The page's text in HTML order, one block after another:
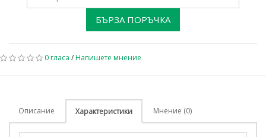
БЪРЗА ПОРЪЧКА
0 гласа /Напишете мнение
Описание Характеристики Мнение (0)